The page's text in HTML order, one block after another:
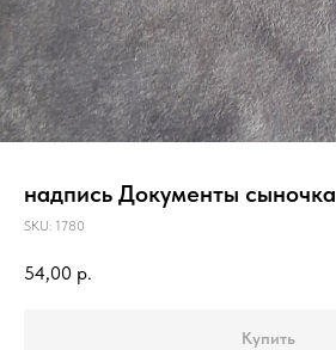
надпись Документы сыночка
SKU: 1780
54,00 р.
Купить